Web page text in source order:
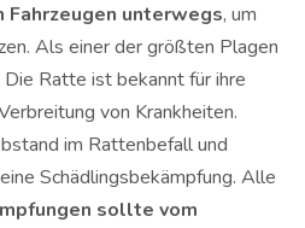
Fahrzeugen unterwegs, um
Als einer der größten Plagen
Ratte ist bekannt für ihre
von Krankheiten.
im Rattenbefall und
Schädlingsbekämpfung. Alle
sollte vom